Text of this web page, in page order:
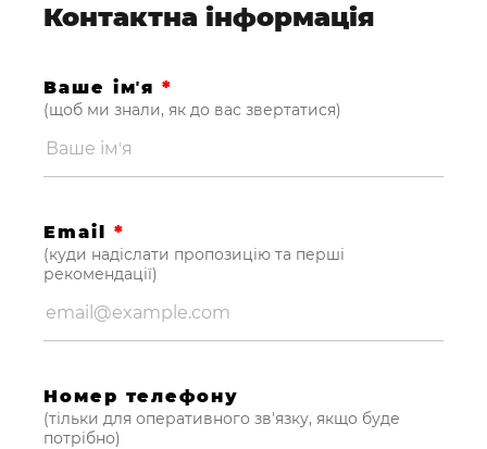
Контактна інформація
Ваше імʼя*
(щоб ми знали, як до вас звертатися)
Email *
(куди надіслати пропозицію та перші
рекомендації)
Номер телефону
(тільки для оперативного зв'язку, якщо буде
потрібно)